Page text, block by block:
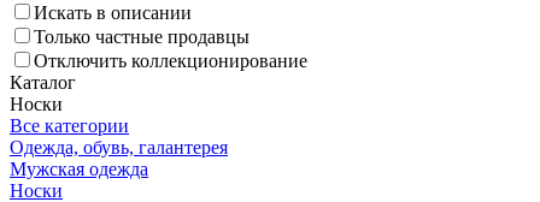
Искать в описании
Только частные продавцы
Отключить коллекционирование
Каталог
Носки
Все категории
Одежда, обувь, галантерея
Мужская одежда
Носки